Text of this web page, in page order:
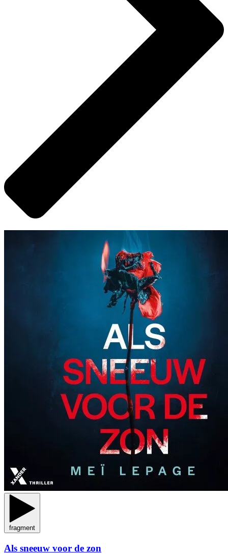
fragment
Als sneeuw voor de zon